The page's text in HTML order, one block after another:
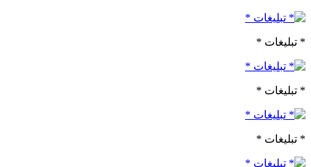
* تبلیغات *
* تبلیغات *
* تبلیغات *